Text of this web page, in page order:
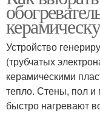
Устройство
(трубчатых
керамическими
тепло. Стены, пол и
быстро нагревают